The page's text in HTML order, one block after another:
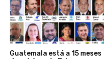
Guatemala está a 15 meses